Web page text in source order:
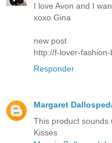
I love Avon and I
xoxo Gina
new post
http://f-lover-
Responder
Margaret
This product sounds
Kisses